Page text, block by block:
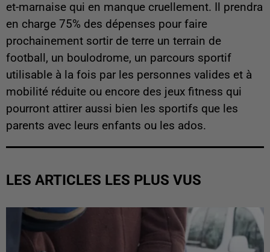
et-marnaise qui en manque cruellement. Il prendra
en charge 75% des dépenses pour faire
prochainement sortir de terre un terrain de
football, un boulodrome, un parcours sportif
utilisable à la fois par les personnes valides et à
mobilité réduite ou encore des jeux fitness qui
pourront attirer aussi bien les sportifs que les
parents avec leurs enfants ou les ados.
LES ARTICLES LES PLUS VUS